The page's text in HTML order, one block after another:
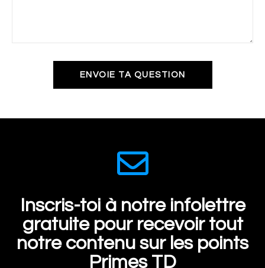
ENVOIE TA QUESTION
Inscris-toi à notre infolettre
gratuite pour recevoir tout
notre contenu sur les points
Primes TD